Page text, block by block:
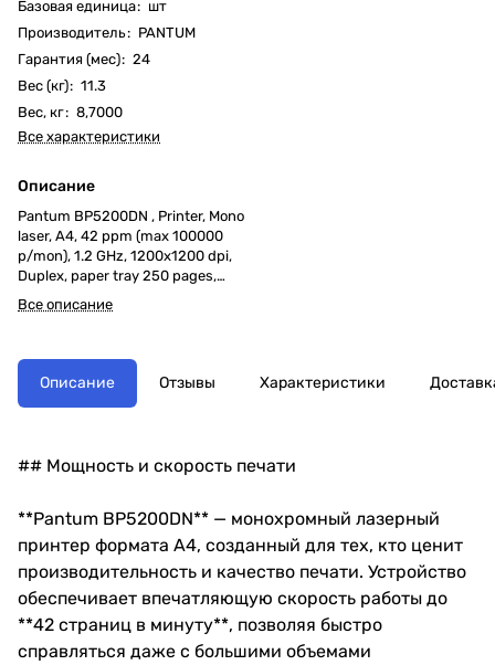
Базовая единица: шт
Производитель: PANTUM
Гарантия (мес): 24
Вес (кг): 11.3
Вес, кг: 8,7000
Все характеристики
Описание
Pantum BP5200DN , Printer, Mono
laser, A4, 42 ppm (max 100000
p/mon), 1.2 GHz, 1200x1200 dpi,
Duplex, paper tray 250 pages,
USB, LAN, start. cartridge 3000
pages
Все описание
Описание Отзывы Характеристики
## Мощность и скорость печати
**Pantum BP5200DN** — монохромный лазерный
принтер формата А4, созданный для тех, кто ценит
производительность и качество печати. Устройство
обеспечивает впечатляющую скорость работы до
**42 страниц в минуту**, позволяя быстро
справляться даже с большими объемами